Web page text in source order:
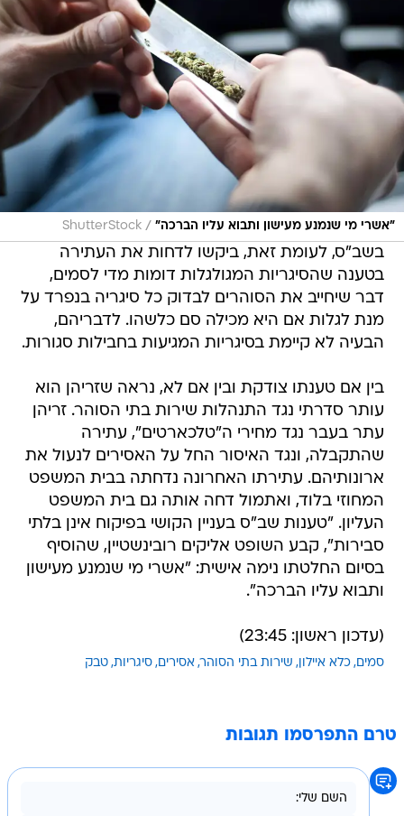
"אשרי מי שנמנע מעישון ותבוא עליו הברכה" /
ShutterStock
בשב"ס, לעומת זאת, ביקשו לדחות את העתירה
בטענה שהסיגריות המגולגלות דומות מדי לסמים,
דבר שיחייב את הסוהרים לבדוק כל סיגריה בנפרד על
מנת לגלות אם היא מכילה סם כלשהו. לדבריהם,
הבעיה לא קיימת בסיגריות המגיעות בחבילות סגורות.
בין אם טענתו צודקת ובין אם לא, נראה שזריהן הוא
עותר סדרתי נגד התנהלות שירות בתי הסוהר. זריהן
עתר בעבר נגד מחירי ה"טלכארטים", עתירה
שהתקבלה, ונגד האיסור החל על האסירים לנעול את
ארונותיהם. עתירתו האחרונה נדחתה בבית המשפט
המחוזי בלוד, ואתמול דחה אותה גם בית המשפט
העליון. "טענות שב"ס בעניין הקושי בפיקוח אינן בלתי
סבירות", קבע השופט אליקים רובינשטיין, שהוסיף
בסיום החלטתו נימה אישית: "אשרי מי שנמנע מעישון
ותבוא עליו הברכה".
(עדכון ראשון: 23:45)
סמים כלא איילון שירות בתי הסוהר אסירים סיגריות טבק
טרם התפרסמו תגובות